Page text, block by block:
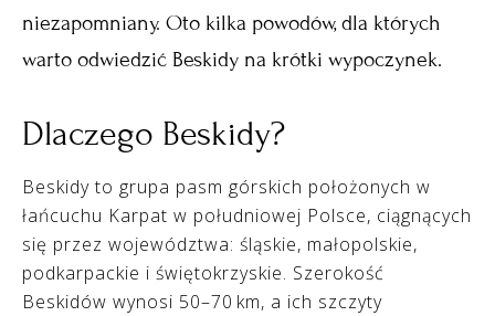
niezapomniany. Oto kilka powodów, dla których
warto odwiedzić Beskidy na krótki wypoczynek.
Dlaczego Beskidy?
Beskidy to grupa pasm górskich położonych w
łańcuchu Karpat w południowej Polsce, ciągnących
się przez województwa: śląskie, małopolskie,
podkarpackie i świętokrzyskie. Szerokość
Beskidów wynosi 50–70 km, a ich szczyty